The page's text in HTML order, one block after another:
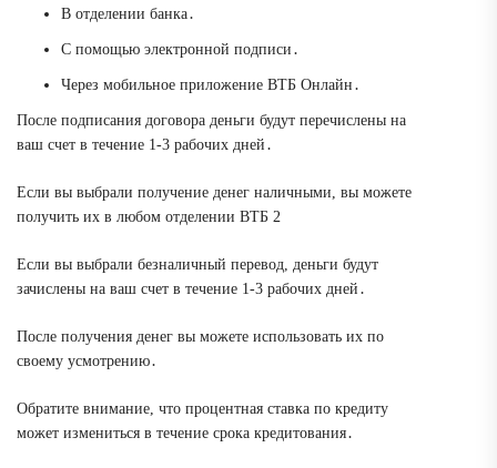
В отделении банка․
С помощью электронной подписи․
Через мобильное приложение ВТБ Онлайн․
После подписания договора деньги будут перечислены на
ваш счет в течение 1-3 рабочих дней․
Если вы выбрали получение денег наличными, вы можете
получить их в любом отделении ВТБ 2
Если вы выбрали безналичный перевод, деньги будут
зачислены на ваш счет в течение 1-3 рабочих дней․
После получения денег вы можете использовать их по
своему усмотрению․
Обратите внимание, что процентная ставка по кредиту
может измениться в течение срока кредитования․